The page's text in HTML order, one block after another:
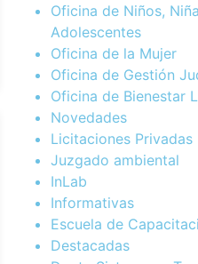
Oficina de Niños,
Adolescentes
Oficina de la Mujer
Oficina de Gestión
Oficina de Bienestar
Novedades
Licitaciones Privadas
Juzgado ambiental
InLab
Informativas
Escuela de
Destacadas